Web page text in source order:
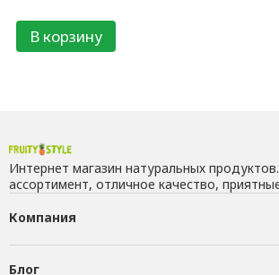
В корзину
Интернет магазин натуральных
ассортимент, отличное качество,
Компания
Блог